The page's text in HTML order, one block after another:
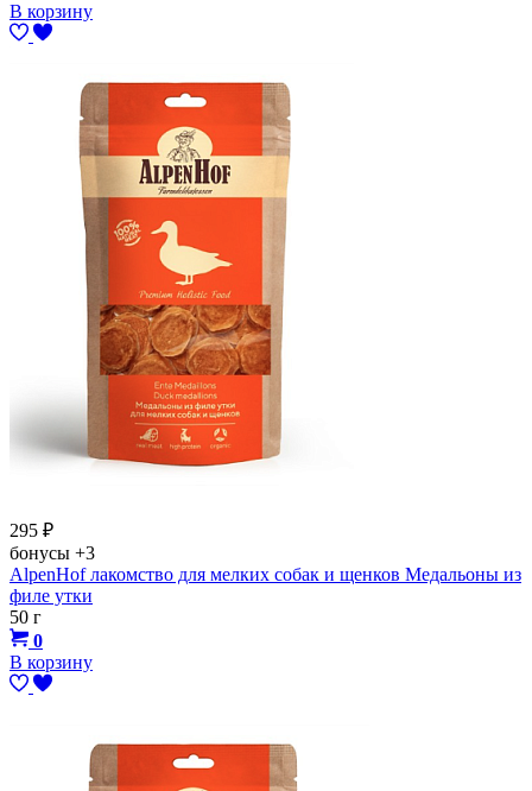
В корзину
295 ₽
бонусы +3
AlpenHof лакомство для мелких собак и щенков Медальоны из
филе утки
50 г
0
В корзину